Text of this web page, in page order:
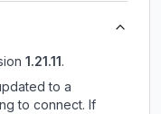
1.21.11.
to a
to connect. If